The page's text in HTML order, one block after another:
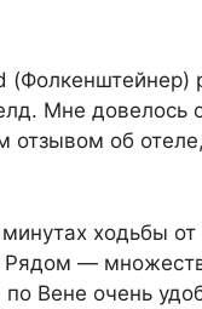
Мне довелось
об
ходьбы
—
Вене очень